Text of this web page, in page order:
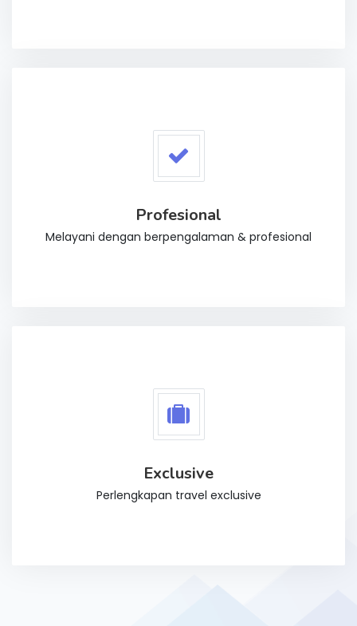
Profesional
Melayani dengan berpengalaman & profesional
Exclusive
Perlengkapan travel exclusive